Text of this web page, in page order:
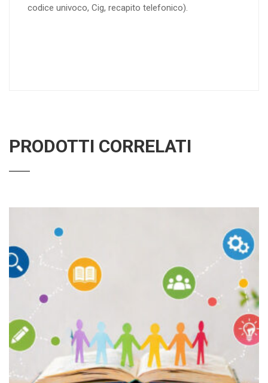
codice univoco, Cig, recapito telefonico).
PRODOTTI CORRELATI